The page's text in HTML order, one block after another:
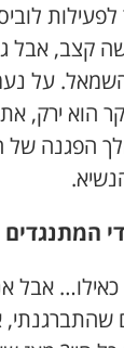
קצב, אבל
על
הוא ירק, את
הפגנה של
כאילו… אבל